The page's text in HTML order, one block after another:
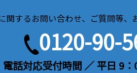
関するお問い合わせ、ご質問等、
0120-90-
電話対応受付時間 ／ 平日 9